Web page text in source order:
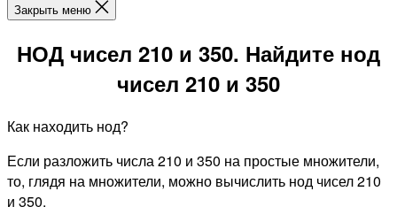
Закрыть меню
НОД чисел 210 и 350. Найдите нод
чисел 210 и 350
Как находить нод?
Если разложить числа 210 и 350 на простые множители,
то, глядя на множители, можно вычислить нод чисел 210
и 350.